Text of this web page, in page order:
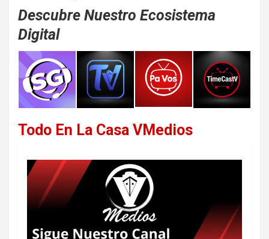
Descubre Nuestro Ecosistema
Digital
Todo En La Casa VMedios